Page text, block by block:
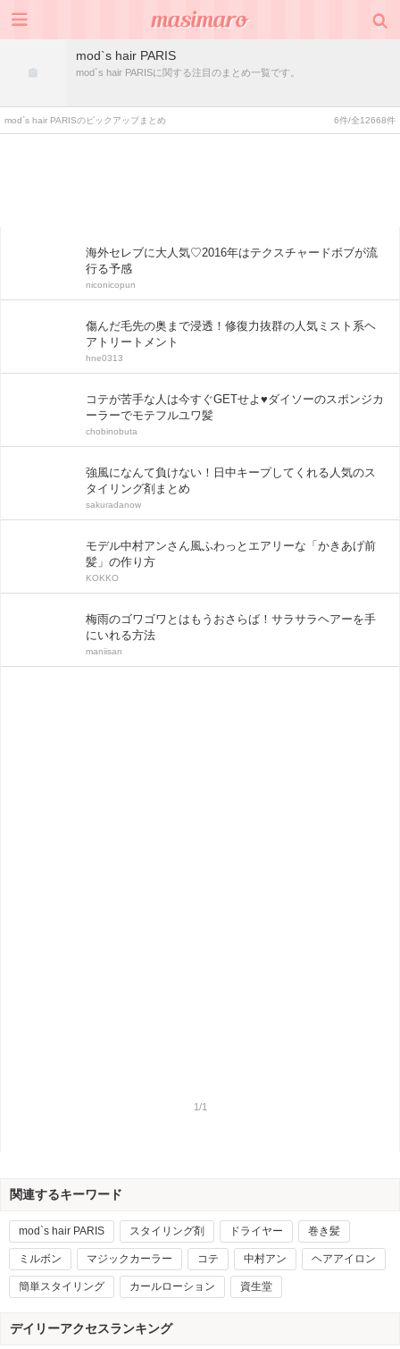
mod`s hair PARIS
mod`s hair PARISに関する注目のまとめ一覧です。
mod`s hair PARISのピックアップまとめ 6件/全12668件
海外セレブに大人気♡2016年はテクスチャードボブが流
行る予感
niconicopun
傷んだ毛先の奥まで浸透！修復力抜群の人気ミスト系ヘ
アトリートメント
hne0313
コテが苦手な人は今すぐGETせよ♥ダイソーのスポンジカ
ーラーでモテフルユワ髪
chobinobuta
強風になんて負けない！日中キープしてくれる人気のス
タイリング剤まとめ
sakuradanow
モデル中村アンさん風ふわっとエアリーな「かきあげ前
髪」の作り方
KOKKO
梅雨のゴワゴワとはもうおさらば！サラサラヘアーを手
にいれる方法
maniisan
1/1
関連するキーワード
mod`s hair PARIS スタイリング剤 ドライヤー 巻き髪
ミルボン マジックカーラー コテ 中村アン ヘアアイロン
簡単スタイリング カールローション 資生堂
デイリーアクセスランキング